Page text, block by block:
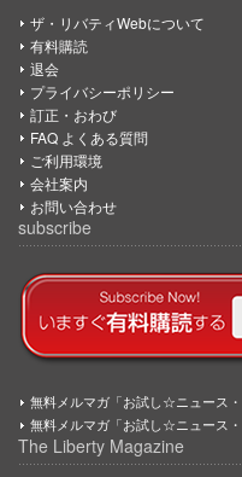
ザ・リバティWebについて
有料購読
退会
プライバシーポリシー
訂正・おわび
FAQ よくある質問
ご利用環境
会社案内
お問い合わせ
subscribe
無料メルマガ「お試し☆ニュース
無料メルマガ「お試し☆ニュース
The Liberty Magazine